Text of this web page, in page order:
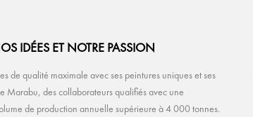
IDÉES ET NOTRE PASSION
de qualité maximale avec ses peintures uniques et ses
Marabu, des collaborateurs qualifiés avec une
de production annuelle supérieure à 4 000 tonnes.